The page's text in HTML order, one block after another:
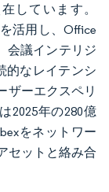
しています。
活用し、Office
会議インテリジ
的なレイテンシ
ザーエクスペリ
2025年の280億
をネットワー
セットと絡み合